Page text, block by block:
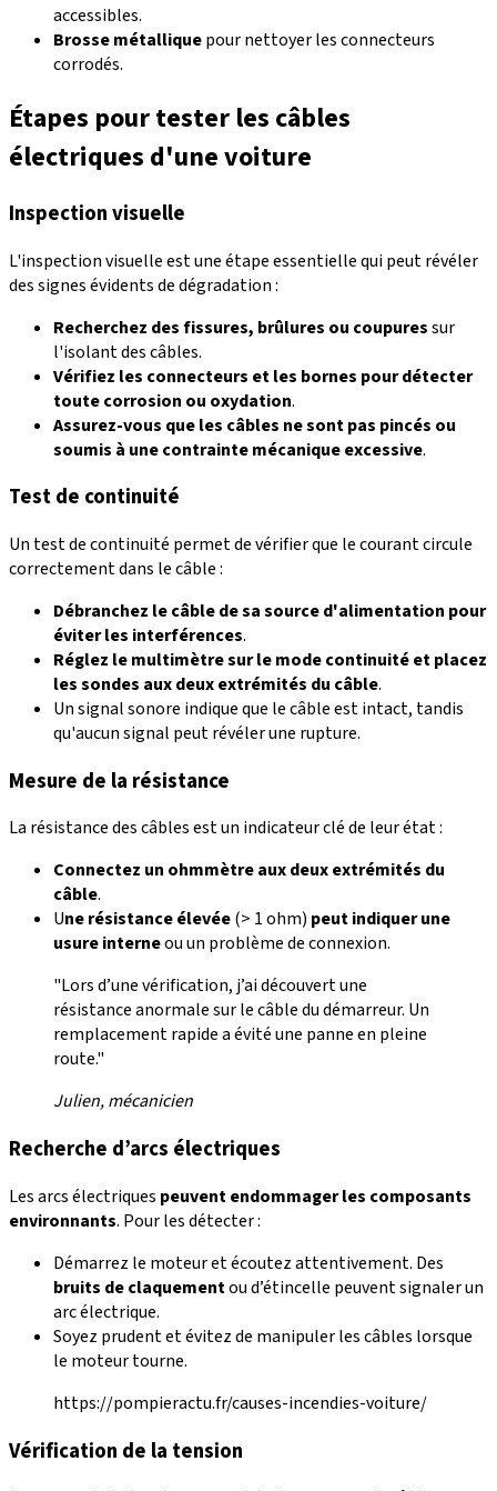
accessibles.
Brosse métalliquepour nettoyer les connecteurs
corrodés.
Étapes pour tester les câbles
électriques d'une voiture
Inspection visuelle
L'inspection visuelle est une étape essentielle qui peut révéler
des signes évidents de dégradation :
Recherchez des fissures, brûlures ou coupuressur
l'isolant des câbles.
Vérifiez les connecteurs et les bornes pour détecter
toute corrosion ou oxydation.
Assurez-vous que les câbles ne sont pas pincés ou
soumis à une contrainte mécanique excessive.
Test de continuité
Un test de continuité permet de vérifier que le courant circule
correctement dans le câble :
Débranchez le câble de sa source d'alimentation pour
éviter les interférences.
Réglez le multimètre sur le mode continuité et placez
les sondes aux deux extrémités du câble.
Un signal sonore indique que le câble est intact, tandis
qu'aucun signal peut révéler une rupture.
Mesure de la résistance
La résistance des câbles est un indicateur clé de leur état :
Connectez un ohmmètre aux deux extrémités du
câble.
Une résistance élevée(> 1 ohm) peut indiquer une
usure interneou un problème de connexion.
"Lors d’une vérification, j’ai découvert une
résistance anormale sur le câble du démarreur. Un
remplacement rapide a évité une panne en pleine
route."
Julien, mécanicien
Recherche d’arcs électriques
Les arcs électriques peuvent endommager les composants
environnants. Pour les détecter :
Démarrez le moteur et écoutez attentivement. Des
bruits de claquementou d’étincelle peuvent signaler un
arc électrique.
Soyez prudent et évitez de manipuler les câbles lorsque
le moteur tourne.
https://pompieractu.fr/causes-incendies-voiture/
Vérification de la tension